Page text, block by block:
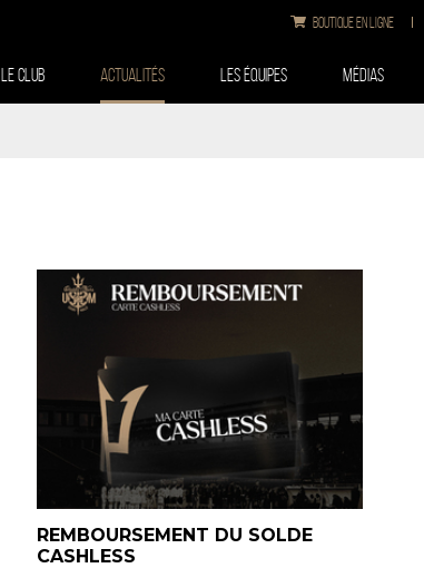
Boutique en ligne
Le club Actualités Les équipes Médias
REMBOURSEMENT DU SOLDE
CASHLESS